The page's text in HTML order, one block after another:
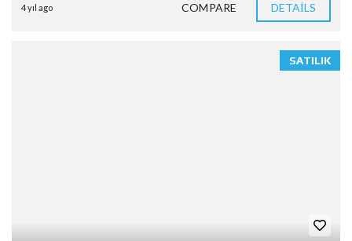
4 yıl ago COMPARE DETAILS
SATILIK